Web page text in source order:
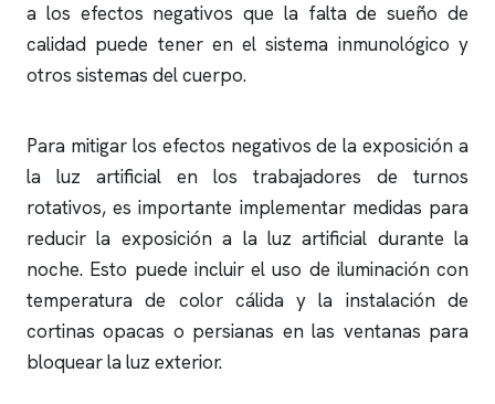
a los efectos negativos que la falta de sueño de
calidad puede tener en el sistema inmunológico y
otros sistemas del cuerpo.
Para mitigar los efectos negativos de la exposición a
la luz artificial en los trabajadores de turnos
rotativos, es importante implementar medidas para
reducir la exposición a la luz artificial durante la
noche. Esto puede incluir el uso de iluminación con
temperatura de color cálida y la instalación de
cortinas opacas o persianas en las ventanas para
bloquear la luz exterior.